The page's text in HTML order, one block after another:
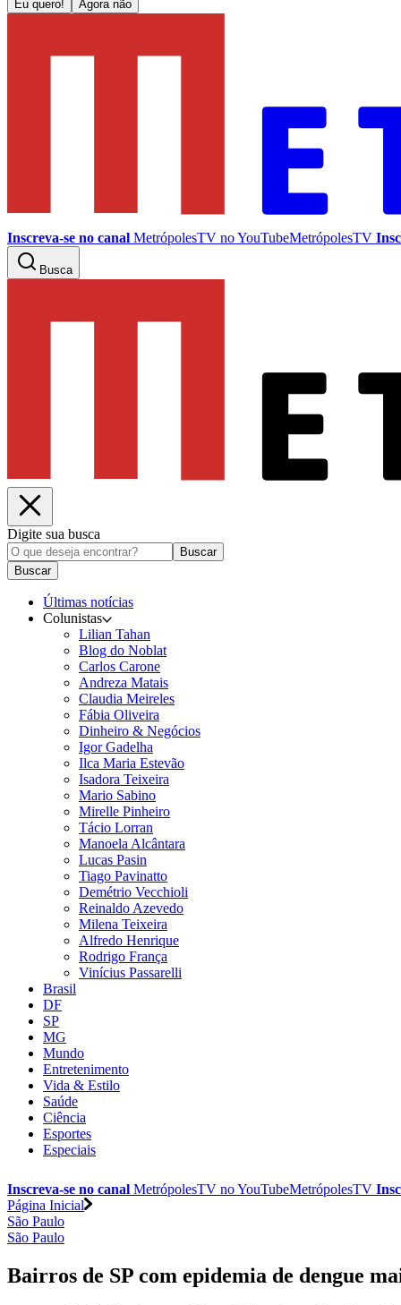
Eu quero! Agora não
Inscreva-se no canal MetrópolesTV noYouTubeMetrópolesTV
Busca
Digite sua busca
Buscar
Buscar
Últimas notícias
Colunistas
Lilian Tahan
Blog do Noblat
Carlos Carone
Andreza Matais
Claudia Meireles
Fábia Oliveira
Dinheiro & Negócios
Igor Gadelha
Ilca Maria Estevão
Isadora Teixeira
Mario Sabino
Mirelle Pinheiro
Tácio Lorran
Manoela Alcântara
Lucas Pasin
Tiago Pavinatto
Demétrio Vecchioli
Reinaldo Azevedo
Milena Teixeira
Alfredo Henrique
Rodrigo França
Vinícius Passarelli
Brasil
DF
SP
MG
Mundo
Entretenimento
Vida & Estilo
Saúde
Ciência
Esportes
Especiais
Inscreva-se no canal MetrópolesTV noYouTubeMetrópolesTV
Página Inicial
São Paulo
São Paulo
Bairros de SP com epidemia de dengue